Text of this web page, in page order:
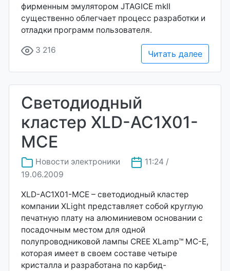
фирменным эмулятором JTAGICE mkII
существенно облегчает процесс разработки и
отладки программ пользователя.
3 216 Читать далее
Светодиодный
кластер XLD-AC1X01-
MCE
Новости электроники
11:24 /
19.06.2009
XLD-AC1X01-MCE – светодиодный кластер
компании XLight представляет собой круглую
печатную плату на алюминиевом основании с
посадочным местом для одной
полупроводниковой лампы CREE XLamp™ MC-E,
которая имеет в своем составе четыре
кристалла и разработана по карбид-